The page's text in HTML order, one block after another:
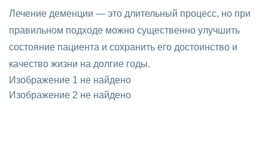
Лечение деменции — это длительный процесс, но при
правильном подходе можно существенно улучшить
состояние пациента и сохранить его достоинство и
качество жизни на долгие годы.
Изображение 1 не найдено
Изображение 2 не найдено